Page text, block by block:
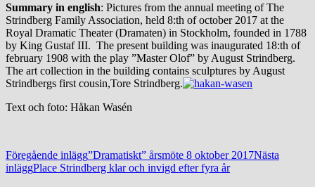
Summary in english: Pictures from the annual meeting of The
Strindberg Family Association, held 8:th of october 2017 at the
Royal Dramatic Theater (Dramaten) in Stockholm, founded in 1788
by King Gustaf III. The present building was inaugurated 18:th of
february 1908 with the play ”Master Olof” by August Strindberg.
The art collection in the building contains sculptures by August
Strindbergs first cousin,Tore Strindberg.
Text och foto: Håkan Wasén
Inläggsnavigering
Föregående inlägg”Dramatiskt” årsmöte 8 oktober 2017Nästa
inläggPlace Strindberg klar och invigd efter fyra år